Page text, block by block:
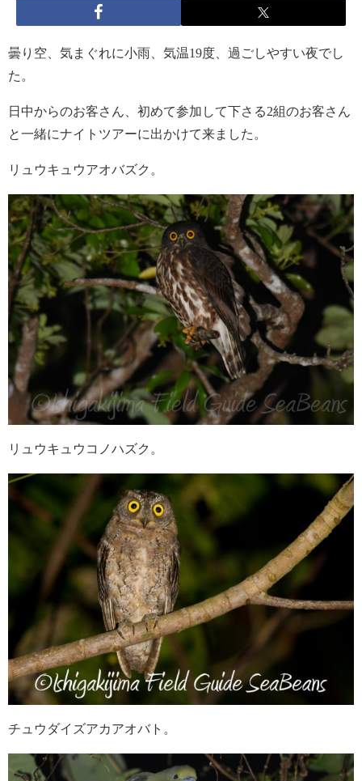
曇り空、気まぐれに小雨、気温19度、過ごしやすい夜でし
た。
日中からのお客さん、初めて参加して下さる2組のお客さん
と一緒にナイトツアーに出かけて来ました。
リュウキュウアオバズク。
リュウキュウコノハズク。
チュウダイズアカアオバト。